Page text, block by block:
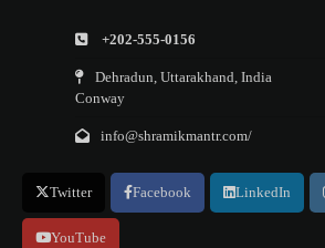
+202-555-0156
Dehradun, Uttarakhand, India
Conway
info@shramikmantr.com/
Twitter Facebook LinkedIn
YouTube